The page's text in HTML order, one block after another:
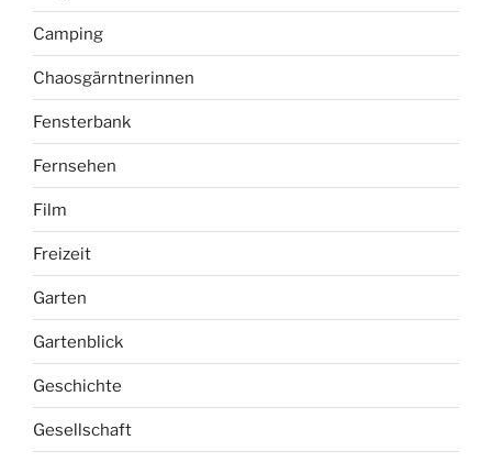
Camping
Chaosgärntnerinnen
Fensterbank
Fernsehen
Film
Freizeit
Garten
Gartenblick
Geschichte
Gesellschaft